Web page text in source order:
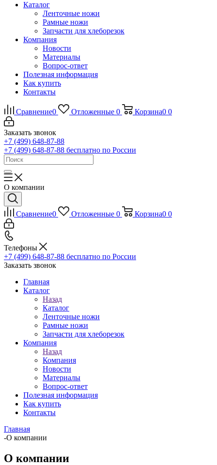
Каталог
Ленточные ножи
Рамные ножи
Запчасти для хлеборезок
Компания
Новости
Материалы
Вопрос-ответ
Полезная информация
Как купить
Контакты
Сравнение0 Отложенные 0 Корзина0 0
Заказать звонок
+7 (499) 648-87-88
+7 (499) 648-87-88 бесплатно по России
О компании
Сравнение0 Отложенные 0 Корзина0 0
Телефоны
+7 (499) 648-87-88 бесплатно по России
Заказать звонок
Главная
Каталог
Назад
Каталог
Ленточные ножи
Рамные ножи
Запчасти для хлеборезок
Компания
Назад
Компания
Новости
Материалы
Вопрос-ответ
Полезная информация
Как купить
Контакты
Главная
-О компании
О компании